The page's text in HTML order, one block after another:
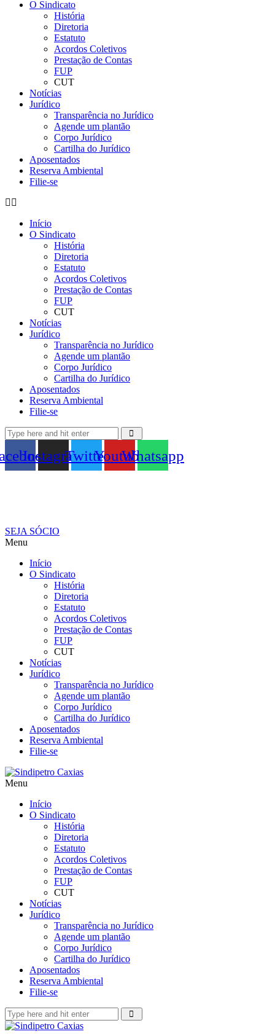
O Sindicato
História
Diretoria
Estatuto
Acordos Coletivos
Prestação de Contas
FUP
CUT
Notícias
Jurídico
Transparência no Jurídico
Agende um plantão
Corpo Jurídico
Cartilha do Jurídico
Aposentados
Reserva Ambiental
Filie-se
Início
O Sindicato
História
Diretoria
Estatuto
Acordos Coletivos
Prestação de Contas
FUP
CUT
Notícias
Jurídico
Transparência no Jurídico
Agende um plantão
Corpo Jurídico
Cartilha do Jurídico
Aposentados
Reserva Ambiental
Filie-se
InstagramTwitterYoutubeWhatsapp
SEJA SÓCIO
Menu
Início
O Sindicato
História
Diretoria
Estatuto
Acordos Coletivos
Prestação de Contas
FUP
CUT
Notícias
Jurídico
Transparência no Jurídico
Agende um plantão
Corpo Jurídico
Cartilha do Jurídico
Aposentados
Reserva Ambiental
Filie-se
Menu
Início
O Sindicato
História
Diretoria
Estatuto
Acordos Coletivos
Prestação de Contas
FUP
CUT
Notícias
Jurídico
Transparência no Jurídico
Agende um plantão
Corpo Jurídico
Cartilha do Jurídico
Aposentados
Reserva Ambiental
Filie-se